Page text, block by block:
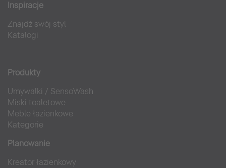
Inspiracje
Znajdź swój styl
Katalogi
Produkty
Umywalki / SensoWash
Miski toaletowe
Meble łazienkowe
Kategorie
Planowanie
Kreator łazienkowy